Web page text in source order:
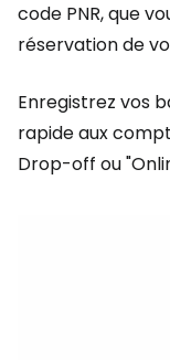
code PNR, que
réservation de
Enregistrez vos
rapide aux
Drop-off ou